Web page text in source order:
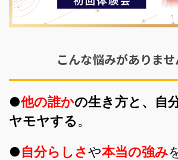
こんな悩みがありませ
●他の誰かの生き方と、自
ヤモヤする。
●自分らしさや本当の強み